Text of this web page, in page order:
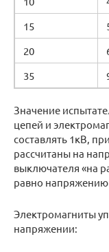
15
20
35
Значение
цепей и
составлять 1кВ,
рассчитаны на
выключателя «на
равно
Электромагниты
напряжении: